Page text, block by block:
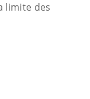
limite des